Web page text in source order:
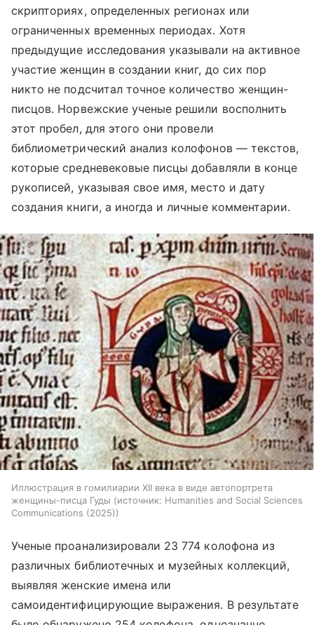
скрипториях, определенных регионах или
ограниченных временных периодах. Хотя
предыдущие исследования указывали на активное
участие женщин в создании книг, до сих пор
никто не подсчитал точное количество женщин-
писцов. Норвежские ученые решили восполнить
этот пробел, для этого они провели
библиометрический анализ колофонов — текстов,
которые средневековые писцы добавляли в конце
рукописей, указывая свое имя, место и дату
создания книги, а иногда и личные комментарии.
Иллюстрация в гомилиарии XII века в виде автопортрета
женщины-писца Гуды
источник: Humanities and Social Sciences
Communications (2025)
Ученые проанализировали 23 774 колофона из
различных библиотечных и музейных коллекций,
выявляя женские имена или
самоидентифицирующие выражения. В результате